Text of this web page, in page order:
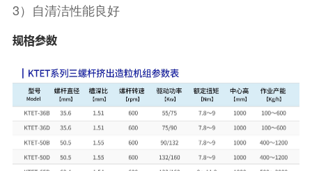
3）自清洁性能良好
规格参数